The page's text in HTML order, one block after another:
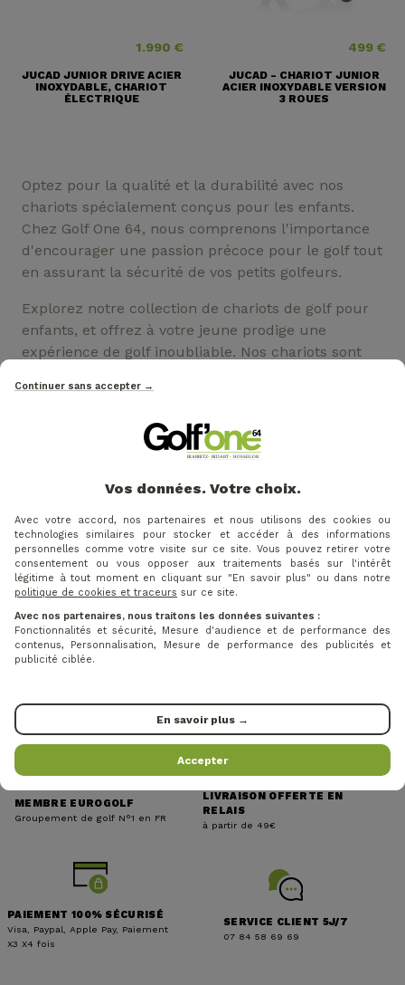
Price
1.990 €
JUCAD JUNIOR DRIVE ACIER
INOXYDABLE, CHARIOT
ÉLECTRIQUE
Price
499 €
JUCAD - CHARIOT JUNIOR
ACIER INOXYDABLE VERSION
3 ROUES
Optez pour la qualité et la durabilité avec nos
chariots spécialement conçus pour les enfants.
Chez Golf One 64, nous comprenons l'importance
d'encourager une passion précoce pour le golf tout
en assurant la sécurité de vos petits golfeurs.
Explorez notre collection de chariots de golf pour
enfants, et offrez à votre jeune prodige une
expérience de golf inoubliable. Nos chariots sont
équipés de fonctionnalités qui rendront chaque
MEMBRE EUROGOLF
Groupement de golf N°1 en FR
LIVRAISON OFFERTE EN
RELAIS
à partir de 49€
PAIEMENT 100% SÉCURISÉ
Visa, Paypal, Apple Pay, Paiement
X3 X4 fois
SERVICE CLIENT 5J/7
07 84 58 69 69
Continuer sans accepter →
Vos données. Votre choix.
Avec votre accord, nos partenaires et nous utilisons des cookies ou
technologies similaires pour stocker et accéder à des informations
personnelles comme votre visite sur ce site. Vous pouvez retirer votre
consentement ou vous opposer aux traitements basés sur l'intérêt
légitime à tout moment en cliquant sur "En savoir plus" ou dans notre
politique de cookies et traceurs sur ce site.
Avec nos partenaires, nous traitons les données suivantes :
Fonctionnalités et sécurité, Mesure d'audience et de performance des
contenus, Personnalisation, Mesure de performance des publicités et
publicité ciblée.
En savoir plus →
Accepter